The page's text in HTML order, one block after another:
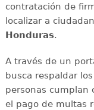
contratación de
localizar a
Honduras.
A través de un
busca respaldar
personas cumplan
el pago de multas